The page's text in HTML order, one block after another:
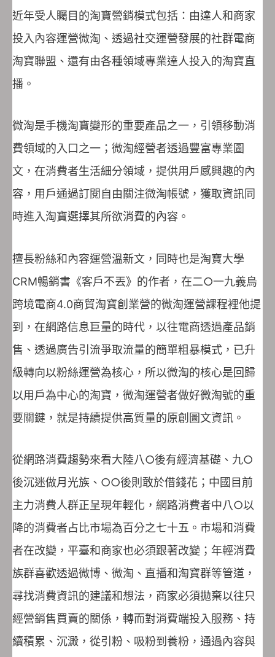
近年受人矚目的淘寶營銷模式包括：由達人和商家
投入內容運營微淘、透過社交運營發展的社群電商
淘寶聯盟、還有由各種領域專業達人投入的淘寶直
播。
微淘是手機淘寶變形的重要產品之一，引領移動消
費領域的入口之一；微淘經營者透過豐富專業圖
文，在消費者生活細分領域，提供用戶感興趣的內
容，用戶通過訂閱自由關注微淘帳號，獲取資訊同
時進入淘寶選擇其所欲消費的內容。
擅長粉絲和內容運營溫新文，同時也是淘寶大學
CRM暢銷書《客戶不丟》的作者，在二○一九義烏
跨境電商4.0商貿淘寶創業營的微淘運營課程裡他提
到，在網路信息巨量的時代，以往電商透過產品銷
售、透過廣告引流爭取流量的簡單粗暴模式，已升
級轉向以粉絲運營為核心，所以微淘的核心是回歸
以用戶為中心的淘寶，微淘運營者做好微淘號的重
要關鍵，就是持續提供高質量的原創圖文資訊。
從網路消費趨勢來看大陸八○後有經濟基礎、九○
後沉迷做月光族、○○後則敢於借錢花；中國目前
主力消費人群正呈現年輕化，網路消費者中八○以
降的消費者占比市場為百分之七十五。市場和消費
者在改變，平臺和商家也必須跟著改變；年輕消費
族群喜歡透過微博、微淘、直播和淘寶群等管道，
尋找消費資訊的建議和想法，商家必須拋棄以往只
經營銷售買賣的關係，轉而對消費端投入服務、持
續積累、沉澱，從引粉、吸粉到養粉，通過內容與